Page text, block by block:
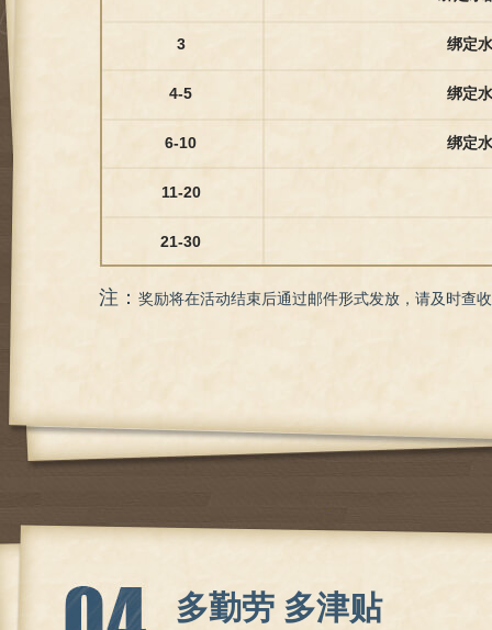
3 绑定
4-5 绑定
6-10 绑定
11-20
21-30
注： 奖励将在活动结束后通过邮件形式发放，请及时查
多勤劳 多津贴